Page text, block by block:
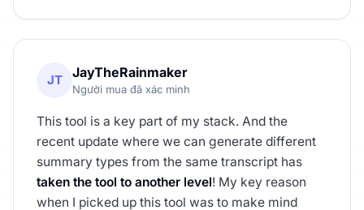
JT JayTheRainmaker
Người mua đã xác minh
This tool is a key part of my stack. And the
recent update where we can generate different
summary types from the same transcript has
taken the tool to another level! My key reason
when I picked up this tool was to make mind